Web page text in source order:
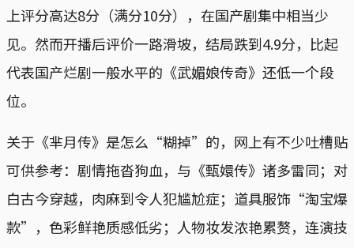
上评分高达8分（满分10分），在国产剧集中相当少
见。然而开播后评价一路滑坡，结局跌到4.9分，比起
代表国产烂剧一般水平的《武媚娘传奇》还低一个段
位。
关于《芈月传》是怎么“糊掉”的，网上有不少吐槽贴
可供参考：剧情拖沓狗血，与《甄嬛传》诸多雷同；对
白古今穿越，肉麻到令人犯尴尬症；道具服饰“淘宝爆
款”，色彩鲜艳质感低劣；人物妆发浓艳累赘，连演技